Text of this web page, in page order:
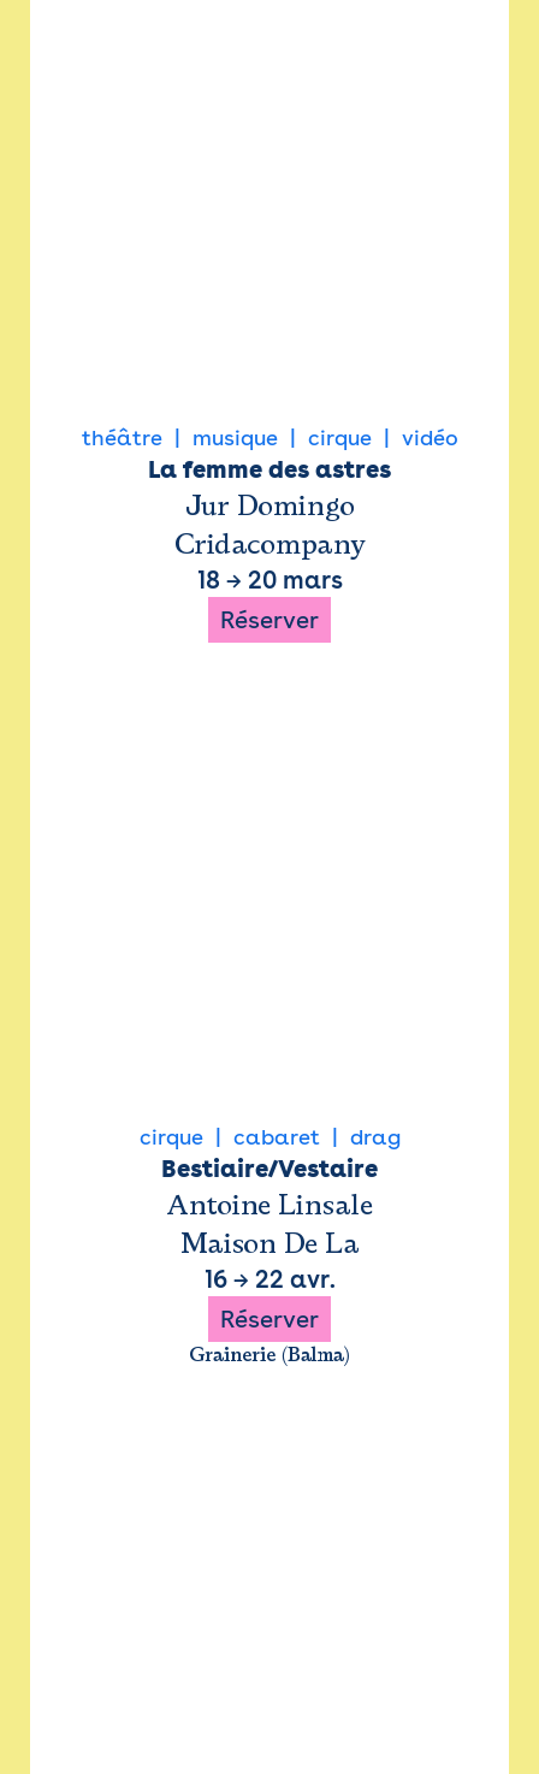
théâtre musique cirque vidéo
La femme des astres
Jur Domingo
Cridacompany
18 → 20 mars
Réserver
cirque cabaret drag
Bestiaire/Vestaire
Antoine Linsale
Maison De La
16→ 22 avr.
Réserver
Grainerie (Balma)